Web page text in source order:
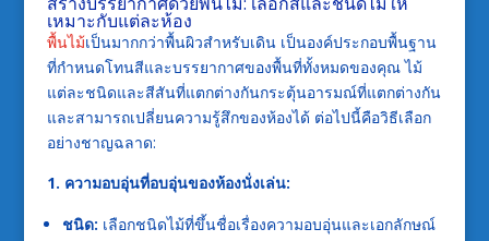
เหมาะกับแต่ละห้อง
พื้นไม้เป็นมากกว่าพื้นผิวสำหรับเดิน เป็นองค์ประกอบพื้นฐาน
ที่กำหนดโทนสีและบรรยากาศของพื้นที่ทั้งหมดของคุณ ไม้
แต่ละชนิดและสีสันที่แตกต่างกันกระตุ้นอารมณ์ที่แตกต่างกัน
และสามารถเปลี่ยนความรู้สึกของห้องได้ ต่อไปนี้คือวิธีเลือก
อย่างชาญฉลาด:
1. ความอบอุ่นที่อบอุ่นของห้องนั่งเล่น:
ชนิด: เลือกชนิดไม้ที่ขึ้นชื่อเรื่องความอบอุ่นและเอกลักษณ์